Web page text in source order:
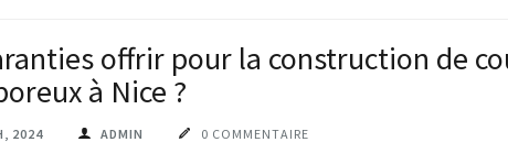
offrir pour la construction de
à Nice ?
2024 ADMIN 0 COMMENTAIRE